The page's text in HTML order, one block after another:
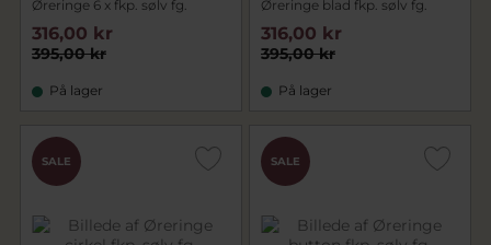
Øreringe 6 x fkp. sølv fg.
395,00 kr
316,00 kr
På lager
Øreringe blad fkp. sølv fg.
395,00 kr
316,00 kr
På lager
SALE SALE